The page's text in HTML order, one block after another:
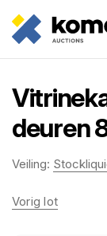
deuren
Veiling:
Vorig lot